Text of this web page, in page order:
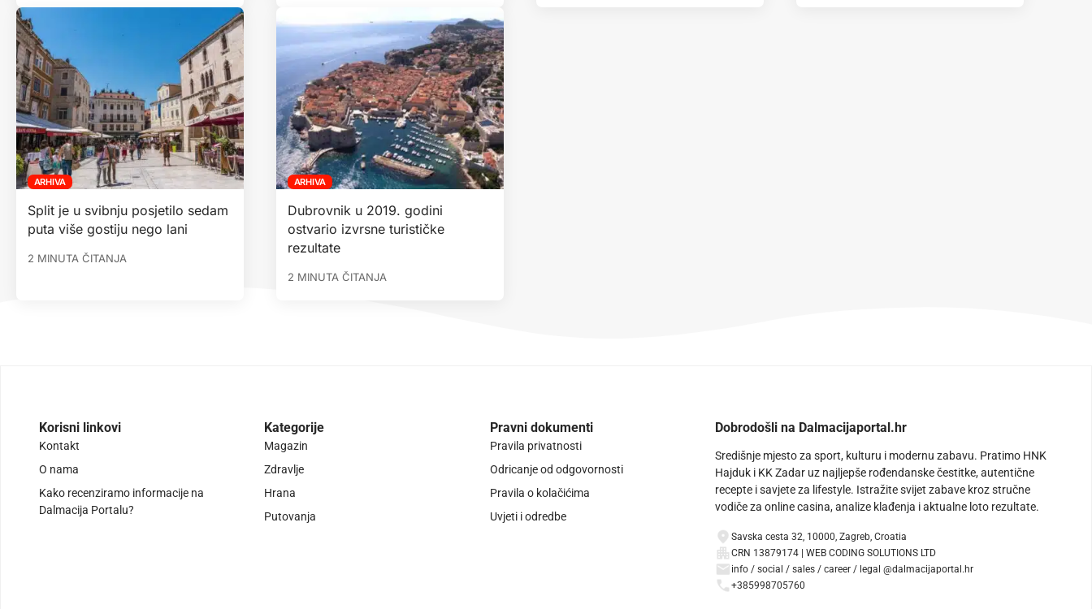
ARHIVA
Split je u svibnju posjetilo sedam
puta više gostiju nego lani
2 MINUTA ČITANJA
ARHIVA
Dubrovnik u 2019. godini
ostvario izvrsne turističke
rezultate
2 MINUTA ČITANJA
Korisni linkovi
Kontakt
O nama
Kako recenziramo informacije na
Dalmacija Portalu?
Kategorije
Magazin
Zdravlje
Hrana
Putovanja
Pravni dokumenti
Pravila privatnosti
Odricanje od odgovornosti
Pravila o kolačićima
Uvjeti i odredbe
Dobrodošli na Dalmacijaportal.hr
Središnje mjesto za sport, kulturu i modernu zabavu. Pratimo HNK
Hajduk i KK Zadar uz najljepše rođendanske čestitke, autentične
recepte i savjete za lifestyle. Istražite svijet zabave kroz stručne
vodiče za online casina, analize klađenja i aktualne loto rezultate.
Savska cesta 32, 10000, Zagreb, Croatia
CRN 13879174 | WEB CODING SOLUTIONS LTD
info / social / sales / career / legal @dalmacijaportal.hr
+385998705760